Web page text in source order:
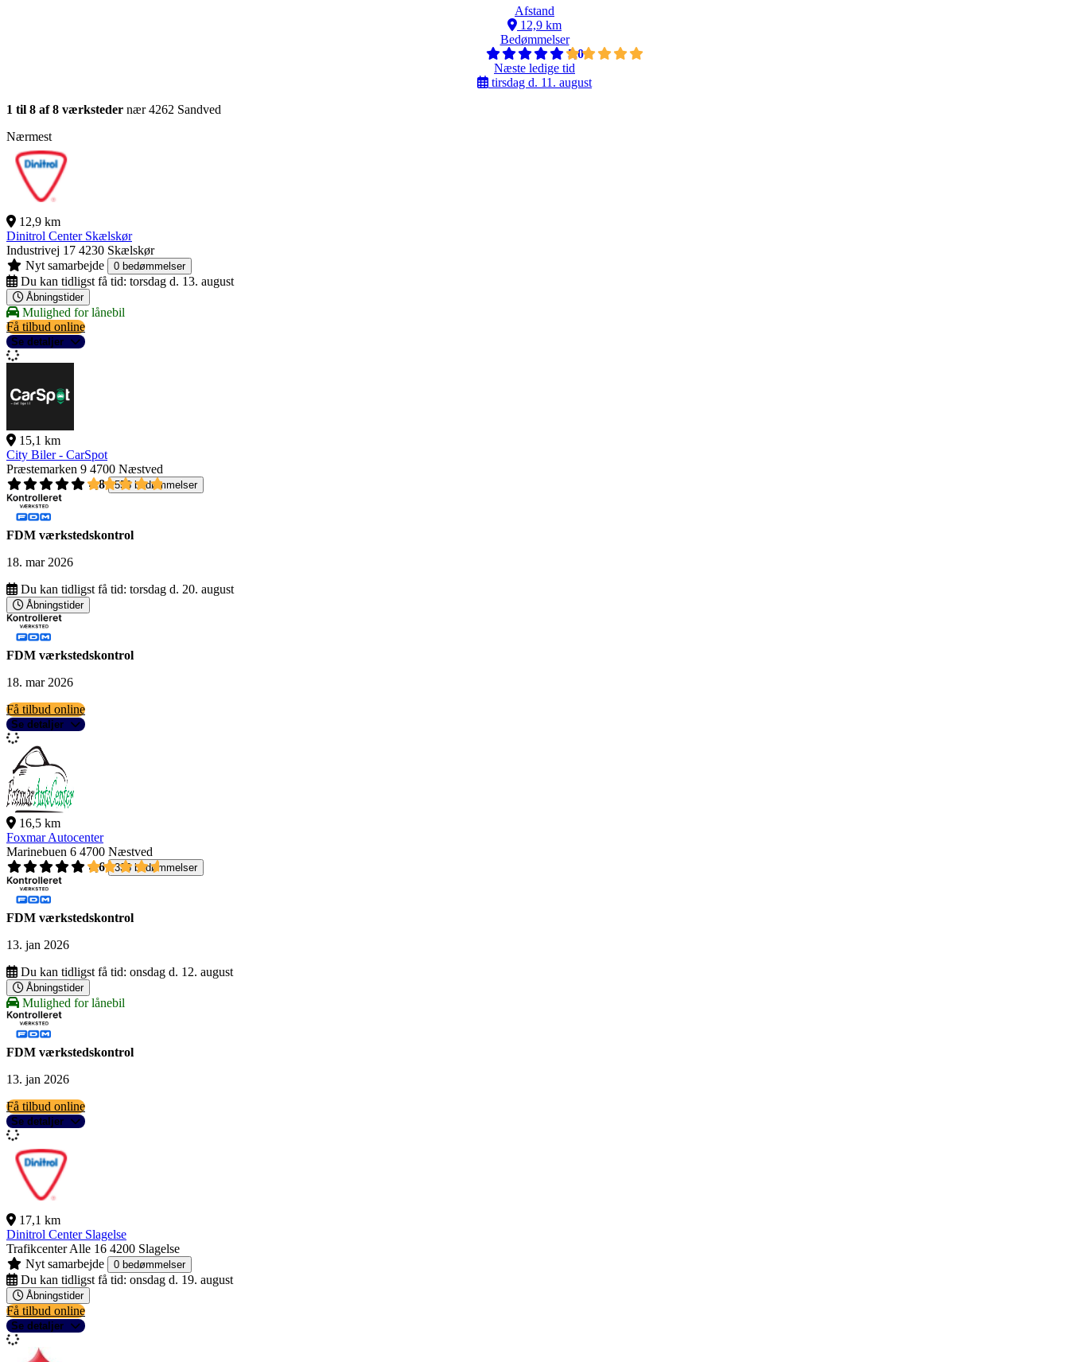
Afstand
12,9 km
Bedømmelser
5,0
Næste ledige tid
tirsdag d. 11. august
1 til 8 af 8 værksteder nær 4262 Sandved
Nærmest
12,9 km
Dinitrol Center Skælskør
Industrivej 17 4230 Skælskør
Nyt samarbejde
0 bedømmelser
Du kan tidligst få tid: torsdag d. 13. august
Åbningstider
Mulighed for lånebil
Få tilbud online
Se detaljer
15,1 km
City Biler - CarSpot
Præstemarken 9 4700 Næstved
4,8
558 bedømmelser
FDM værkstedskontrol
18. mar 2026
Du kan tidligst få tid: torsdag d. 20. august
Åbningstider
FDM værkstedskontrol
18. mar 2026
Få tilbud online
Se detaljer
16,5 km
Foxmar Autocenter
Marinebuen 6 4700 Næstved
4,6
336 bedømmelser
FDM værkstedskontrol
13. jan 2026
Du kan tidligst få tid: onsdag d. 12. august
Åbningstider
Mulighed for lånebil
FDM værkstedskontrol
13. jan 2026
Få tilbud online
Se detaljer
17,1 km
Dinitrol Center Slagelse
Trafikcenter Alle 16 4200 Slagelse
Nyt samarbejde
0 bedømmelser
Du kan tidligst få tid: onsdag d. 19. august
Åbningstider
Få tilbud online
Se detaljer